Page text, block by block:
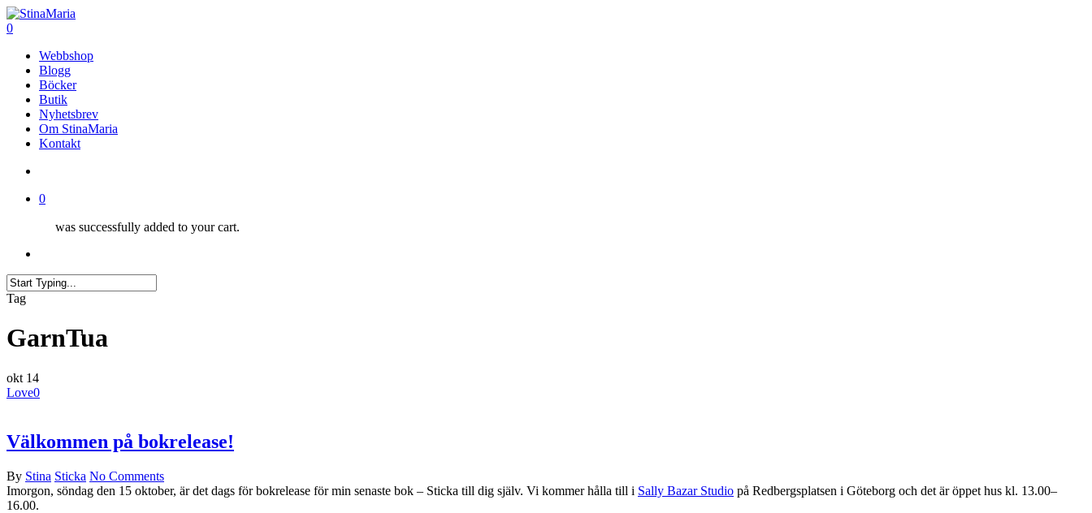
Skip
to
content
search
0
Webbshop
Blogg
Böcker
Butik
Nyhetsbrev
Om StinaMaria
Kontakt
0
was successfully added to your cart.
Close
Tag
GarnTua
okt 14
Love0
Välkommen på bokrelease!
By Stina Sticka No Comments
Imorgon, söndag den 15 oktober, är det dags för bokrelease för min senaste bok – Sticka till dig själv. Vi kommer hålla till i Sally Bazar Studio på Redbergsplatsen i Göteborg och det är öppet hus kl. 13.00–
16.00.